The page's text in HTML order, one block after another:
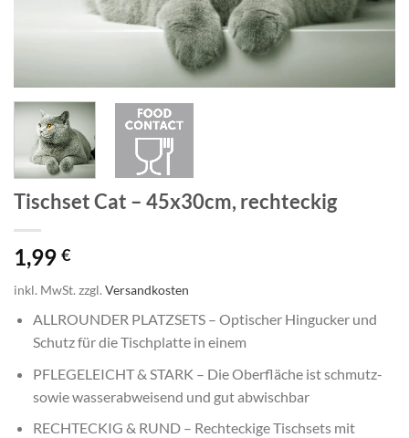
Tischset Cat – 45x30cm, rechteckig
1,99 €
inkl. MwSt. zzgl. Versandkosten
ALLROUNDER PLATZSETS – Optischer Hingucker und
Schutz für die Tischplatte in einem
PFLEGELEICHT & STARK – Die Oberfläche ist schmutz-
sowie wasserabweisend und gut abwischbar
RECHTECKIG & RUND – Rechteckige Tischsets mit